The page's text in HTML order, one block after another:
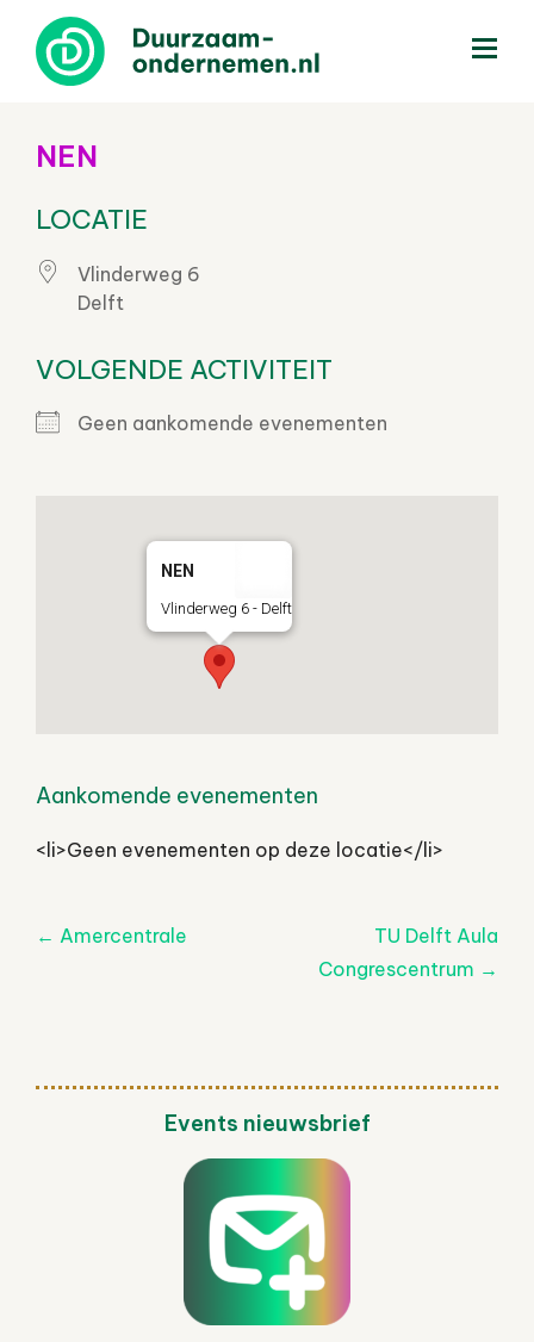
NEN
LOCATIE
Vlinderweg 6
Delft
VOLGENDE ACTIVITEIT
Geen aankomende evenementen
NEN
Vlinderweg 6 - Delft
Aankomende evenementen
<li>Geen evenementen op deze locatie</li>
Post
← Amercentrale
TU Delft Aula
Congrescentrum →
Events nieuwsbrief